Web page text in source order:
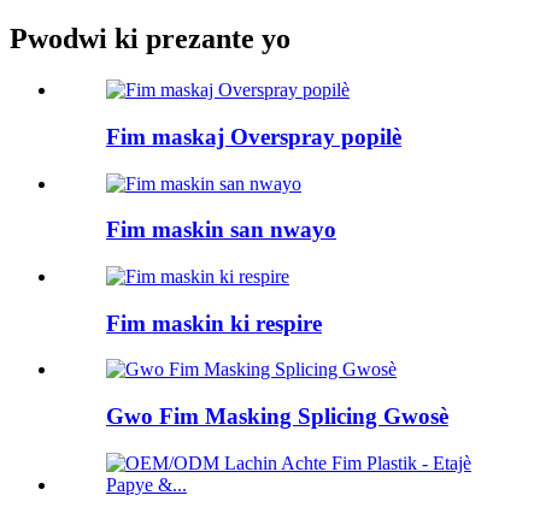
Pwodwi ki prezante yo
Fim maskaj Overspray popilè
Fim maskin san nwayo
Fim maskin ki respire
Gwo Fim Masking Splicing Gwosè